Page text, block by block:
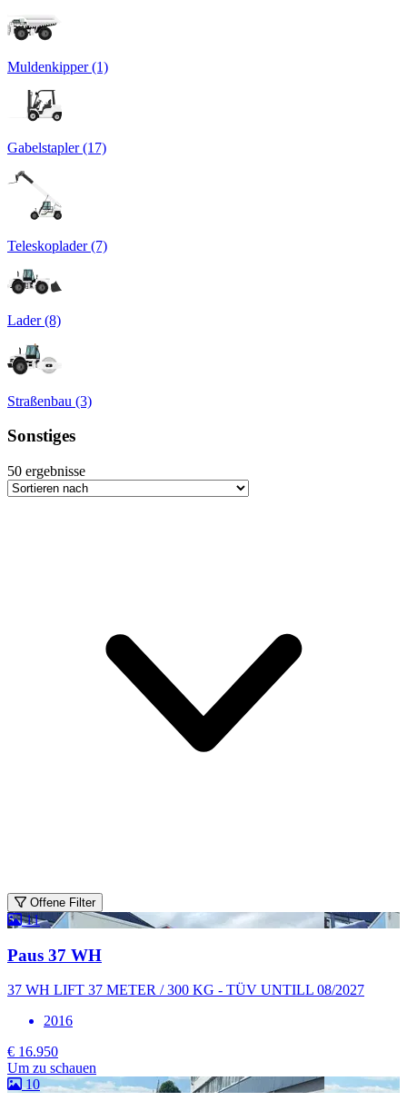
Muldenkipper (1)
Gabelstapler (17)
Teleskoplader (7)
Lader (8)
Straßenbau (3)
Sonstiges
50 ergebnisse
Offene Filter
11
Paus 37 WH
37 WH LIFT 37 METER / 300 KG - TÜV UNTILL 08/2027
2016
€ 16.950
Um zu schauen
10